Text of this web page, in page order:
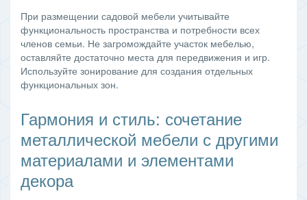
При размещении садовой мебели учитывайте
функциональность пространства и потребности всех
членов семьи. Не загромождайте участок мебелью,
оставляйте достаточно места для передвижения и игр.
Используйте зонирование для создания отдельных
функциональных зон.
Гармония и стиль: сочетание
металлической мебели с другими
материалами и элементами
декора